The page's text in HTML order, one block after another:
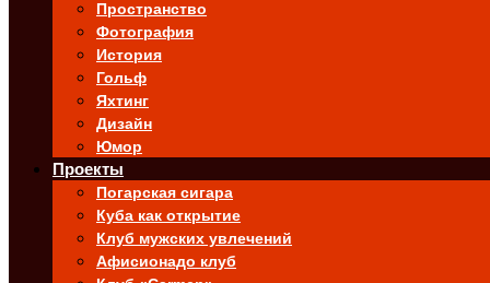
Пространство
Фотография
История
Гольф
Яхтинг
Дизайн
Юмор
Проекты
Погарская сигара
Куба как открытие
Клуб мужских увлечений
Афисионадо клуб